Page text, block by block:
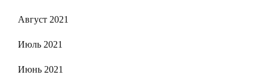
Август 2021
Июль 2021
Июнь 2021